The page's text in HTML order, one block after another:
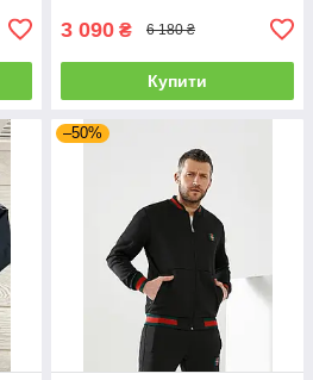
3 090 ₴ 6 180 ₴
Купити
–50%